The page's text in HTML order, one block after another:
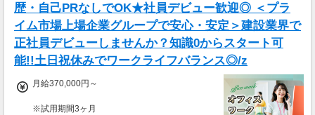
歴・自己PRなしでOK★社員デビュー歓迎◎ ＜プラ
イム市場上場企業グループで安心・安定＞建設業界で
正社員デビューしませんか？知識0からスタート可
能!!土日祝休みでワークライフバランス◎/z
月給370,000円～
※試用期間3ヶ月